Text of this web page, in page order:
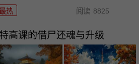
热 阅读 8825
高课的借尸还魂与升级